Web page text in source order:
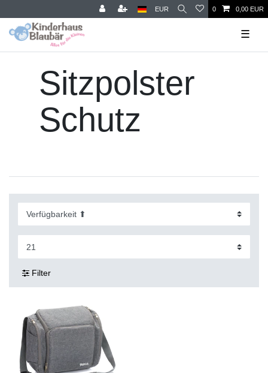
EUR 0 0,00 EUR
☰
Sitzpolster
Schutz
Filter